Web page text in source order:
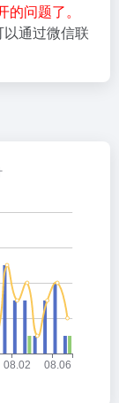
问题了。
通过微信联